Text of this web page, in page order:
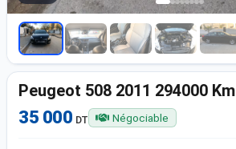
Peugeot 508 2011 294000 Km
35 000 DT Négociable